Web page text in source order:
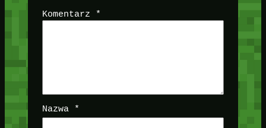
Komentarz *
Nazwa *